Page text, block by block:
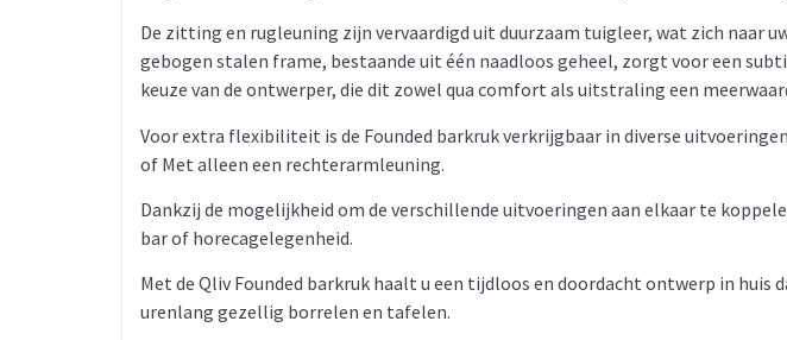
De zitting en rugleuning zijn vervaardigd uit duurzaam tuigleer, wat zich
gebogen stalen frame, bestaande uit één naadloos geheel, zorgt voor een
keuze van de ontwerper, die dit zowel qua comfort als uitstraling een
Voor extra flexibiliteit is de Founded barkruk verkrijgbaar in diverse
of Met alleen een rechterarmleuning.
Dankzij de mogelijkheid om de verschillende uitvoeringen aan elkaar te
bar of horecagelegenheid.
Met de Qliv Founded barkruk haalt u een tijdloos en doordacht ontwerp in
urenlang gezellig borrelen en tafelen.